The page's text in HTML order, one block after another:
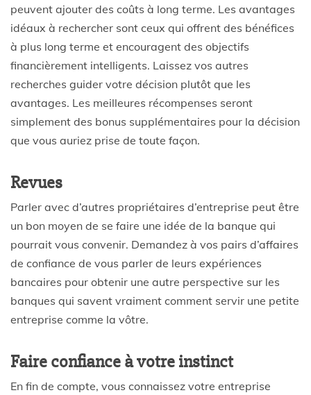
peuvent ajouter des coûts à long terme. Les avantages
idéaux à rechercher sont ceux qui offrent des bénéfices
à plus long terme et encouragent des objectifs
financièrement intelligents. Laissez vos autres
recherches guider votre décision plutôt que les
avantages. Les meilleures récompenses seront
simplement des bonus supplémentaires pour la décision
que vous auriez prise de toute façon.
Revues
Parler avec d’autres propriétaires d’entreprise peut être
un bon moyen de se faire une idée de la banque qui
pourrait vous convenir. Demandez à vos pairs d’affaires
de confiance de vous parler de leurs expériences
bancaires pour obtenir une autre perspective sur les
banques qui savent vraiment comment servir une petite
entreprise comme la vôtre.
Faire confiance à votre instinct
En fin de compte, vous connaissez votre entreprise